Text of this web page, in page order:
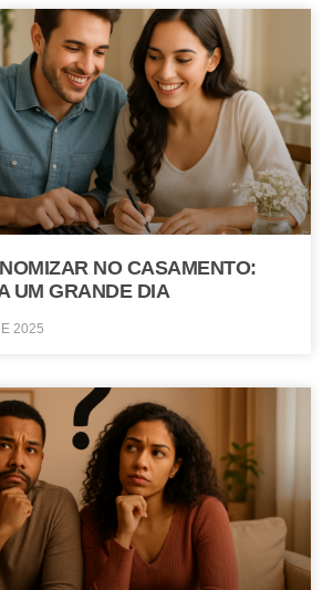
NO CASAMENTO:
UM GRANDE DIA
2025